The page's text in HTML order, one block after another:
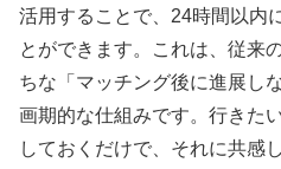
活用することで、24時間以内
とができます。これは、従来
ちな「マッチング後に進展し
画期的な仕組みです。行きた
しておくだけで、それに共感